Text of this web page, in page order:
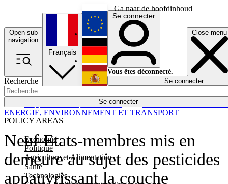
Ga naar de hoofdinhoud
Open sub
navigation
Close menu
Recherche
Se connecter
POLICY AREAS
Economie
Politique
Agriculture et Alimentation
Santé
Technologies
Économie
Français
English
Deutsch
Español
Se connecter
Vous êtes déconnecté.
Se connecter
Neuf Etats-membres mis en
demeure au sujet des pesticides
appauvrissant la couche
ENERGIE, ENVIRONNEMENT ET TRANSPORT